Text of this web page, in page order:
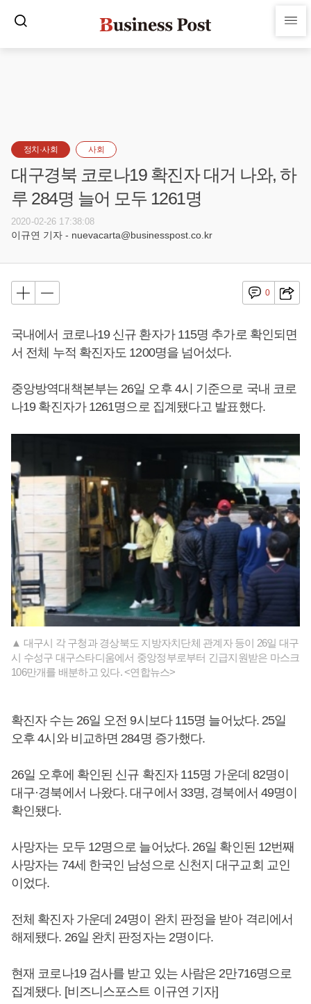
정치·사회 사회
대구경북 코로나19 확진자 대거 나와, 하
루 284명 늘어 모두 1261명
2020-02-26 17:38:08
이규연 기자 - nuevacarta@businesspost.co.kr
0
국내에서 코로나19 신규 환자가 115명 추가로 확인되면
서 전체 누적 확진자도 1200명을 넘어섰다.
중앙방역대책본부는 26일 오후 4시 기준으로 국내 코로
나19 확진자가 1261명으로 집계됐다고 발표했다.
▲ 대구시 각 구청과 경상북도 지방자치단체 관계자 등이 26일 대구
시 수성구 대구스타디움에서 중앙정부로부터 긴급지원받은 마스크
106만개를 배분하고 있다. <연합뉴스>
확진자 수는 26일 오전 9시보다 115명 늘어났다. 25일
오후 4시와 비교하면 284명 증가했다.
26일 오후에 확인된 신규 확진자 115명 가운데 82명이
대구·경북에서 나왔다. 대구에서 33명, 경북에서 49명이
확인됐다.
사망자는 모두 12명으로 늘어났다. 26일 확인된 12번째
사망자는 74세 한국인 남성으로 신천지 대구교회 교인
이었다.
전체 확진자 가운데 24명이 완치 판정을 받아 격리에서
해제됐다. 26일 완치 판정자는 2명이다.
현재 코로나19 검사를 받고 있는 사람은 2만716명으로
집계됐다. [비즈니스포스트 이규연 기자]